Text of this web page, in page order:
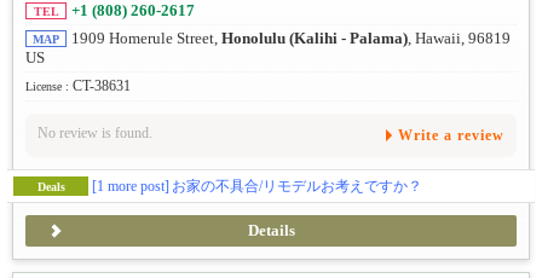
TEL +1 (808) 260-2617
MAP 1909 Homerule Street, Honolulu (Kalihi - Palama), Hawaii, 96819
US
License : CT-38631
No review is found. Write a review
Deals [1 more post] お家の不具合/リモデルお考えですか？
Details